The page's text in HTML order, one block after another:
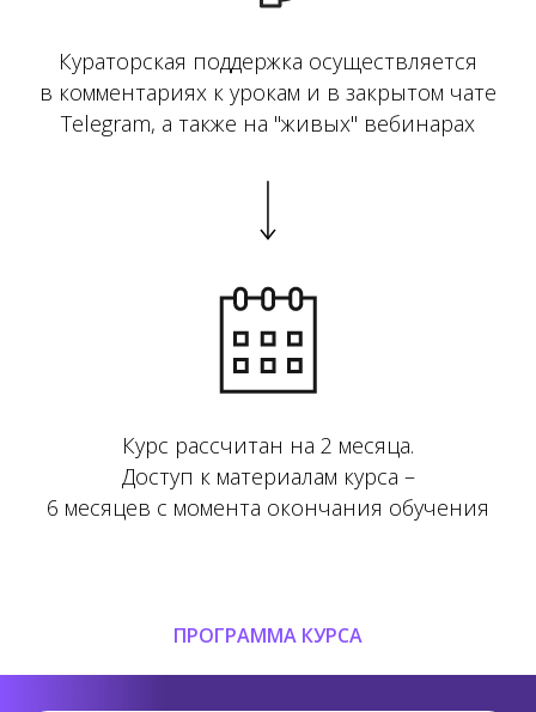
Кураторская поддержка осуществляется
в комментариях к урокам и в закрытом чате
Telegram, а также на "живых" вебинарах
Курс рассчитан на 2 месяца.
Доступ к материалам курса –
6 месяцев с момента окончания обучения
ПРОГРАММА КУРСА